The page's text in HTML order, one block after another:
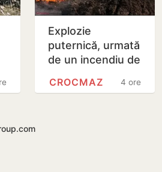
Explozie
puternică, urmată
de un incendiu de
Crocmaz, raionul
4 ore
CROCMAZ